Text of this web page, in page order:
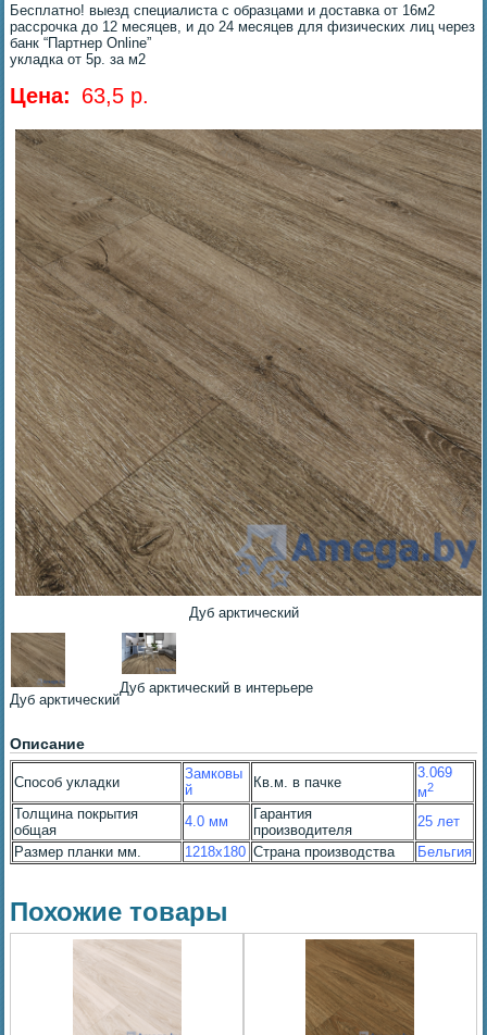
Бесплатно! выезд специалиста с образцами и доставка от 16м2
рассрочка до 12 месяцев, и до 24 месяцев для физических лиц через
банк “Партнер Online”
укладка от 5р. за м2
Цена: 63,5 p.
Дуб арктический
Дуб арктический
Дуб арктический в интерьере
Описание
Способ укладки
Замковы
й
Кв.м. в пачке
3.069
м2
Толщина покрытия
общая
4.0 мм
Гарантия
производителя
25 лет
Размер планки мм.
1218x180 Страна производства Бельгия
Похожие товары